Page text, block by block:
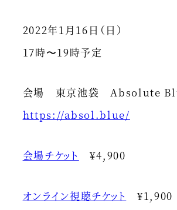
2022年1月16日（日）
17時〜19時予定
会場 東京池袋 Absolute
https://absol.blue/
会場チケット ¥4,900
オンライン視聴チケット ¥1,900